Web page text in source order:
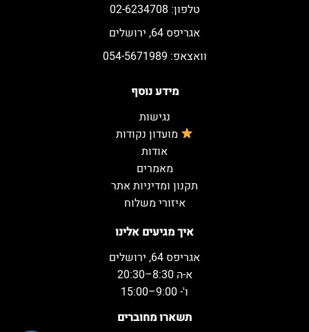
איך מגיעים אלינו
אגריפס 64, ירושלים
א-ה 8:30–20:30
ו'- 9:00–15:00
תשארו מחוברים
מידע נוסף
נגישות
מועדון נקודות
אודות
מאמרים
תקנון ומדיניות אתר
איזורי משלוח
טלפון: 02-6234708
אגריפס 64, ירושלים
וואצאפ: 054-5671989